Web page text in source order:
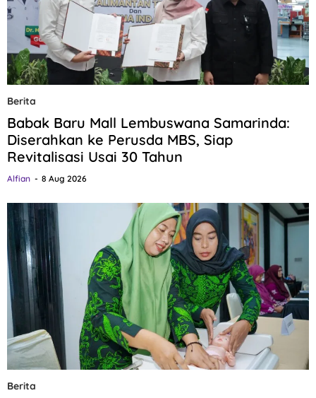
Berita
Babak Baru Mall Lembuswana Samarinda:
Diserahkan ke Perusda MBS, Siap
Revitalisasi Usai 30 Tahun
Alfian 8 Aug 2026
Berita